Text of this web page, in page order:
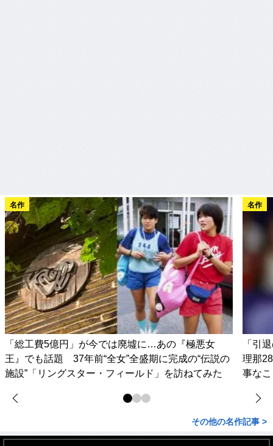
名作
「総工費5億円」が今では廃墟に…あの『極悪女
王』でも話題 37年前“全女”全盛期に完成の“伝説の
施設”「リングスター・フィールド」を訪ねてみた
名作
「引
理那
事な
その他の名作記事 >